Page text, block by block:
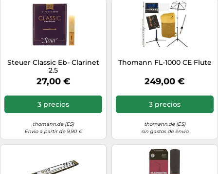
Steuer Classic Eb- Clarinet
2.5
27,00 €
3 precios
thomann.de (ES)
Envío a partir de 9,90 €
Thomann FL-1000 CE Flute
249,00 €
3 precios
thomann.de (ES)
sin gastos de envío